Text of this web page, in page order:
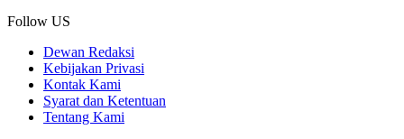
Follow US
Dewan Redaksi
Kebijakan Privasi
Kontak Kami
Syarat dan Ketentuan
Tentang Kami